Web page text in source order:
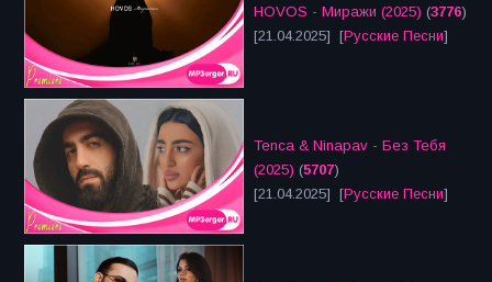
HOVOS - Миражи (2025) (3776)
[21.04.2025] [Русские Песни]
Tenca & Ninapav - Без Тебя
(2025) (5707)
[21.04.2025] [Русские Песни]